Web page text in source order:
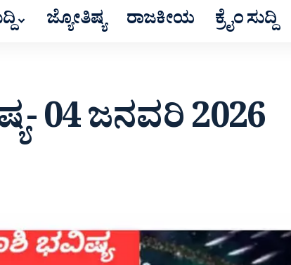
ಜ್ಯೋತಿಷ್ಯ ರಾಜಕೀಯ ಕ್ರೈಂ ಸುದ್ದಿ
04 ಜನವರಿ 2026